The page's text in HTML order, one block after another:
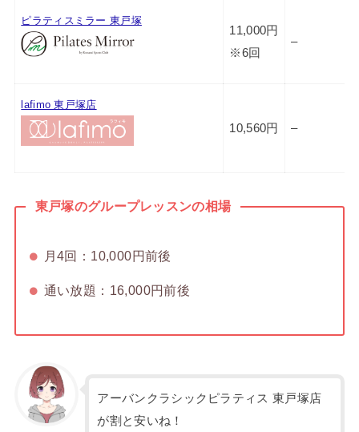
ピラティスミラー 東戸塚
11,000円
※6回
–
lafimo 東戸塚店
10,560円 –
東戸塚のグループレッスンの相場
月4回：10,000円前後
通い放題：16,000円前後
アーバンクラシックピラティス 東戸塚店
が割と安いね！